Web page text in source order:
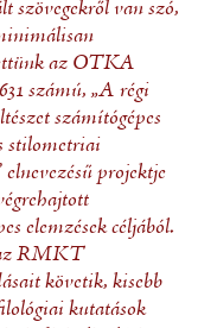
való história
királynak
rendelt a
pap, a kancellárius
Farkasnak mostani
Lőrinc:Ighen szep
szövegekről van szó,
az OTKA
számú, „A régi
számítógépes
stilometriai
elnevezésű projektje
elemzések céljából.
RMKT
követik, kisebb
kutatások